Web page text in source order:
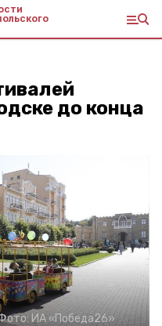
до конца
ИА «Победа26»